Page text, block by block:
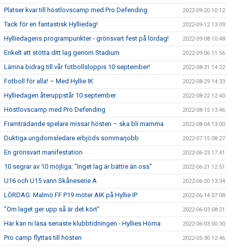
Platser kvar till höstlovscamp med Pro Defending 2022-09-20 10:12
Tack för en fantastisk Hylliedag! 2022-09-12 13:09
Hylliedagens programpunkter - grönsvart fest på lördag! 2022-09-08 10:48
Enkelt att stötta ditt lag genom Stadium 2022-09-06 11:56
Lämna bidrag till vår fotbollsloppis 10 september! 2022-08-31 14:22
Fotboll för alla! – Med Hyllie IK 2022-08-29 14:33
Hylliedagen återuppstår 10 september 2022-08-22 12:40
Höstlovscamp med Pro Defending 2022-08-15 13:46
Framträdande spelare missar hösten – ska bli mamma 2022-08-04 13:00
Duktiga ungdomsledare erbjöds sommarjobb 2022-07-15 08:27
En grönsvart manifestation 2022-06-23 17:41
10 segrar av 10 möjliga: "Inget lag är bättre än oss" 2022-06-21 12:51
U16 och U15 vann Skåneserie A 2022-06-20 13:34
LÖRDAG: Malmö FF P19 möter AIK på Hyllie IP 2022-06-14 07:08
”Om laget ger upp så är det kört” 2022-06-03 08:21
Här kan ni läsa senaste klubbtidningen - Hyllies Hörna 2022-06-03 00:30
Pro camp flyttas till hösten 2022-05-30 12:46